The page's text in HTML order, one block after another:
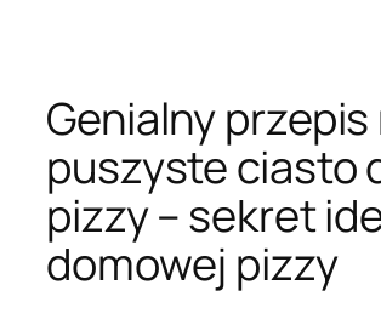
Genialny przepis
puszyste ciasto
pizzy – sekret
domowej pizzy